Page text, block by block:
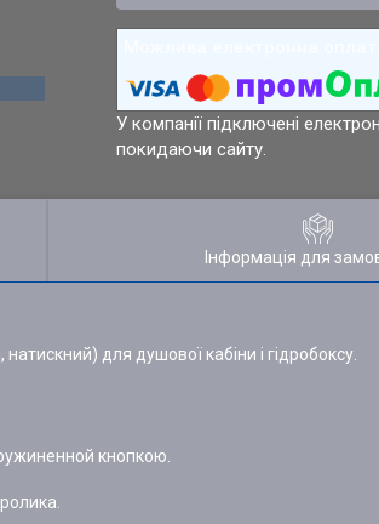
У компанії підключені
покидаючи сайту.
Інформація для
для душової кабіни і гідробоксу.
кнопкою.